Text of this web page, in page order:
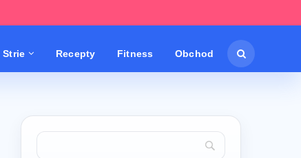
Strie Recepty Fitness Obchod